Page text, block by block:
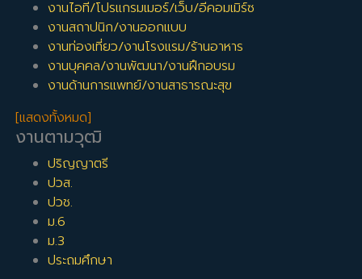
งานไอที/โปรแกรมเมอร์/เว็บ/อีคอมเมิร์ซ
งานสถาปนิก/งานออกแบบ
งานท่องเที่ยว/งานโรงแรม/ร้านอาหาร
งานบุคคล/งานพัฒนา/งานฝึกอบรม
งานด้านการแพทย์/งานสาธารณะสุข
[แสดงทั้งหมด]
งานตามวุฒิ
ปริญญาตรี
ปวส.
ปวช.
ม.6
ม.3
ประถมศึกษา